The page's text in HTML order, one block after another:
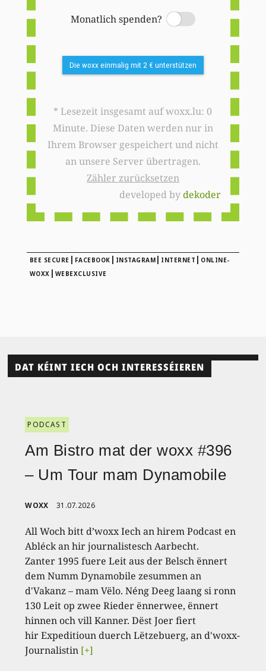
Monatlich spenden?
Switch
Die woxx einmalig mit 2 € unterstützen
* Lesezeit insgesamt auf woxx.lu: 0
Minute. Diese Daten werden nur in
Ihrem Browser gespeichert und nicht
an unsere Server übertragen.
Zähler zurücksetzen
developed bydekoder
BEE SECURE | FACEBOOK | INSTAGRAM | INTERNET | ONLINE-
WOXX | WEBEXCLUSIVE
DAT KÉINT IECH OCH INTERESSÉIEREN
PODCAST
Am Bistro mat der woxx #396
– Um Tour mam Dynamobile
WOXX 31.07.2026
All Woch bitt d’woxx Iech an hirem Podcast en
Abléck an hir journalistesch Aarbecht.
Zanter 1995 fuere Leit aus der Belsch ënnert
dem Numm Dynamobile zesummen an
d'Vakanz – mam Vëlo. Néng Deeg laang si ronn
130 Leit op zwee Rieder ënnerwee, ënnert
hinnen och vill Kanner. Dëst Joer fiert
hir Expeditioun duerch Lëtzebuerg, an d'woxx-
Journalistin [+]